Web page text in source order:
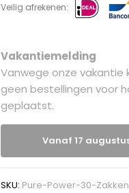
Veilig afrekenen:
Vakantiemelding
Vanwege onze vakantie
geen bestellingen voor
geplaatst.
Vanaf 17
SKU: Pure-Power-30-Zakken